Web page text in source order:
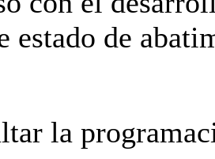
estado de
la